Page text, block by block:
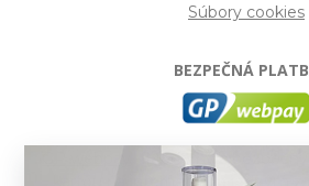
Súbory cookies
BEZPEČNÁ
- Moderný a
kartou na internete. Je jedným z